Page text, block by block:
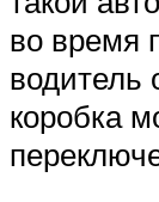
во время
водитель
коробка